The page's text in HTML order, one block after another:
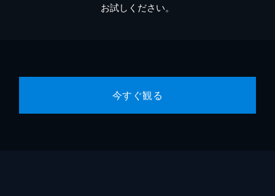
お試しください。
今すぐ観る